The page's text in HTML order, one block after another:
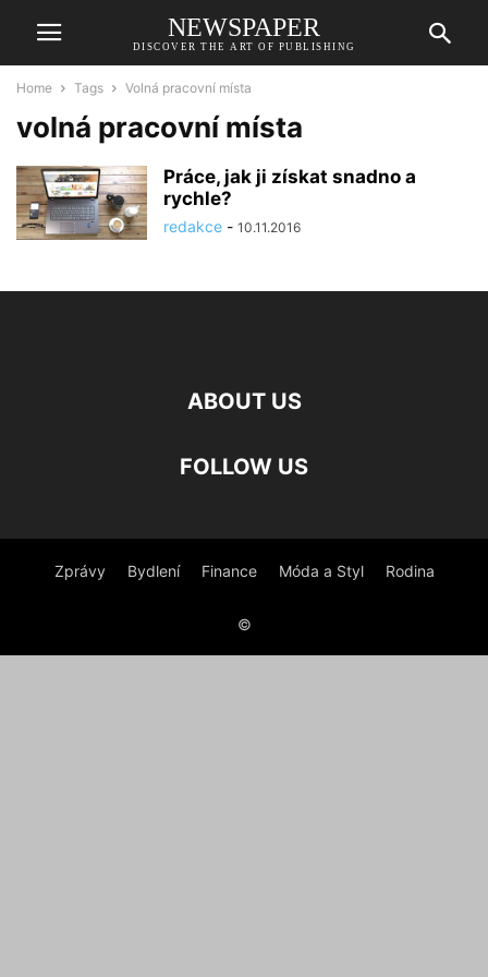
NEWSPAPER
DISCOVER THE ART OF PUBLISHING
Home Tags Volná pracovní místa
volná pracovní místa
Práce, jak ji získat snadno a
rychle?
redakce - 10.11.2016
ABOUT US
FOLLOW US
Zprávy Bydlení Finance Móda a Styl Rodina
©